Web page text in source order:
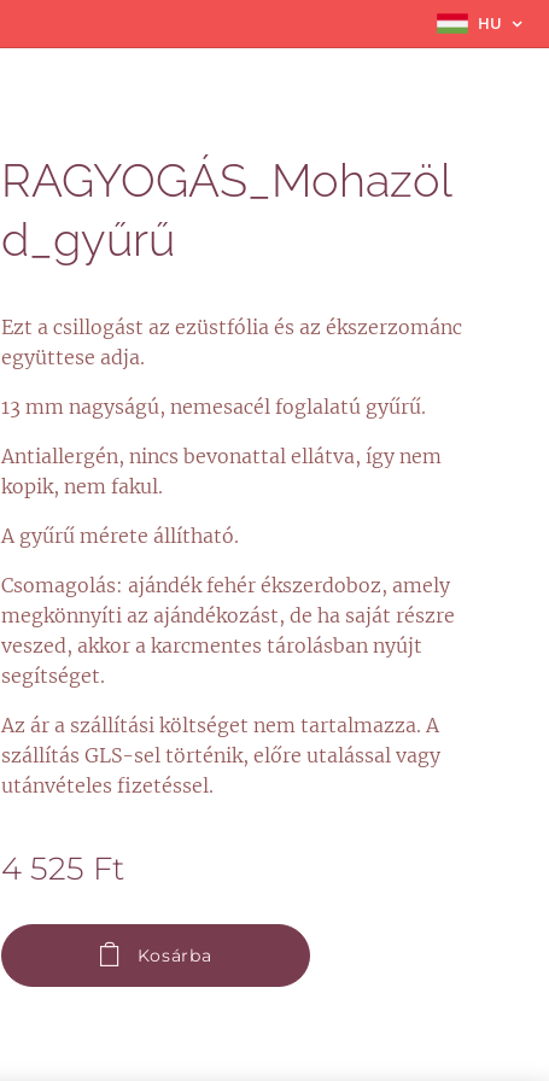
HU
RAGYOGÁS_Mohazöl
d_gyűrű
Ezt a csillogást az ezüstfólia és az ékszerzománc
együttese adja.
13 mm nagyságú, nemesacél foglalatú gyűrű.
Antiallergén, nincs bevonattal ellátva, így nem
kopik, nem fakul.
A gyűrű mérete állítható.
Csomagolás: ajándék fehér ékszerdoboz, amely
megkönnyíti az ajándékozást, de ha saját részre
veszed, akkor a karcmentes tárolásban nyújt
segítséget.
Az ár a szállítási költséget nem tartalmazza. A
szállítás GLS-sel történik, előre utalással vagy
utánvételes fizetéssel.
4 525 Ft
Kosárba